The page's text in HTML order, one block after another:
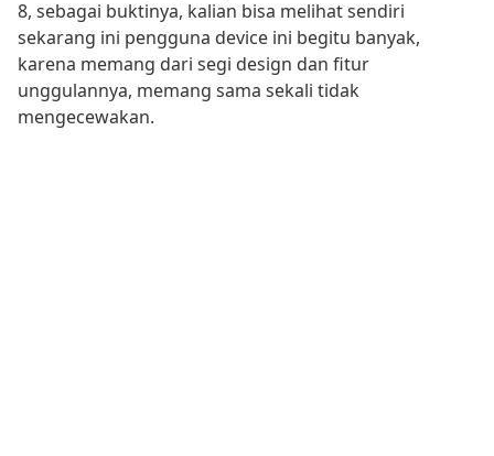
8, sebagai buktinya, kalian bisa melihat sendiri
sekarang ini pengguna device ini begitu banyak,
karena memang dari segi design dan fitur
unggulannya, memang sama sekali tidak
mengecewakan.